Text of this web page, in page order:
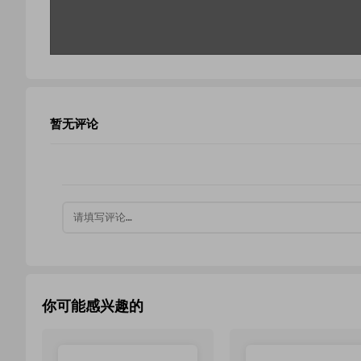
暂无评论
你可能感兴趣的